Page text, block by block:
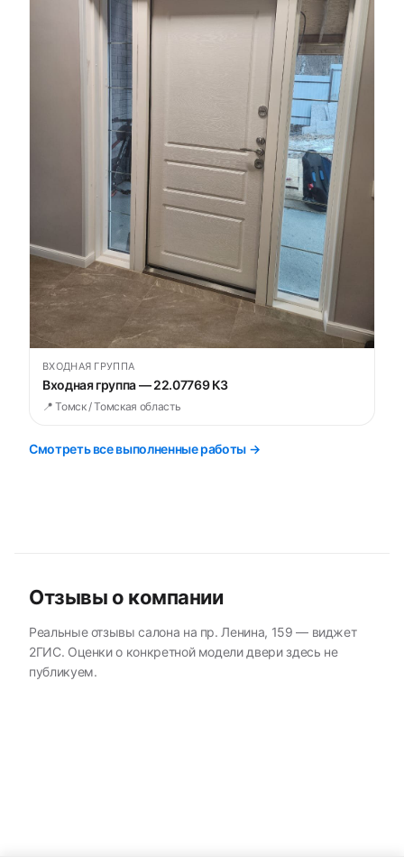
ВХОДНАЯ ГРУППА
Входная группа — 22.07769 К3
📍 Томск / Томская область
Смотреть все выполненные работы →
Отзывы о компании
Реальные отзывы салона на пр. Ленина, 159 — виджет
2ГИС. Оценки о конкретной модели двери здесь не
публикуем.